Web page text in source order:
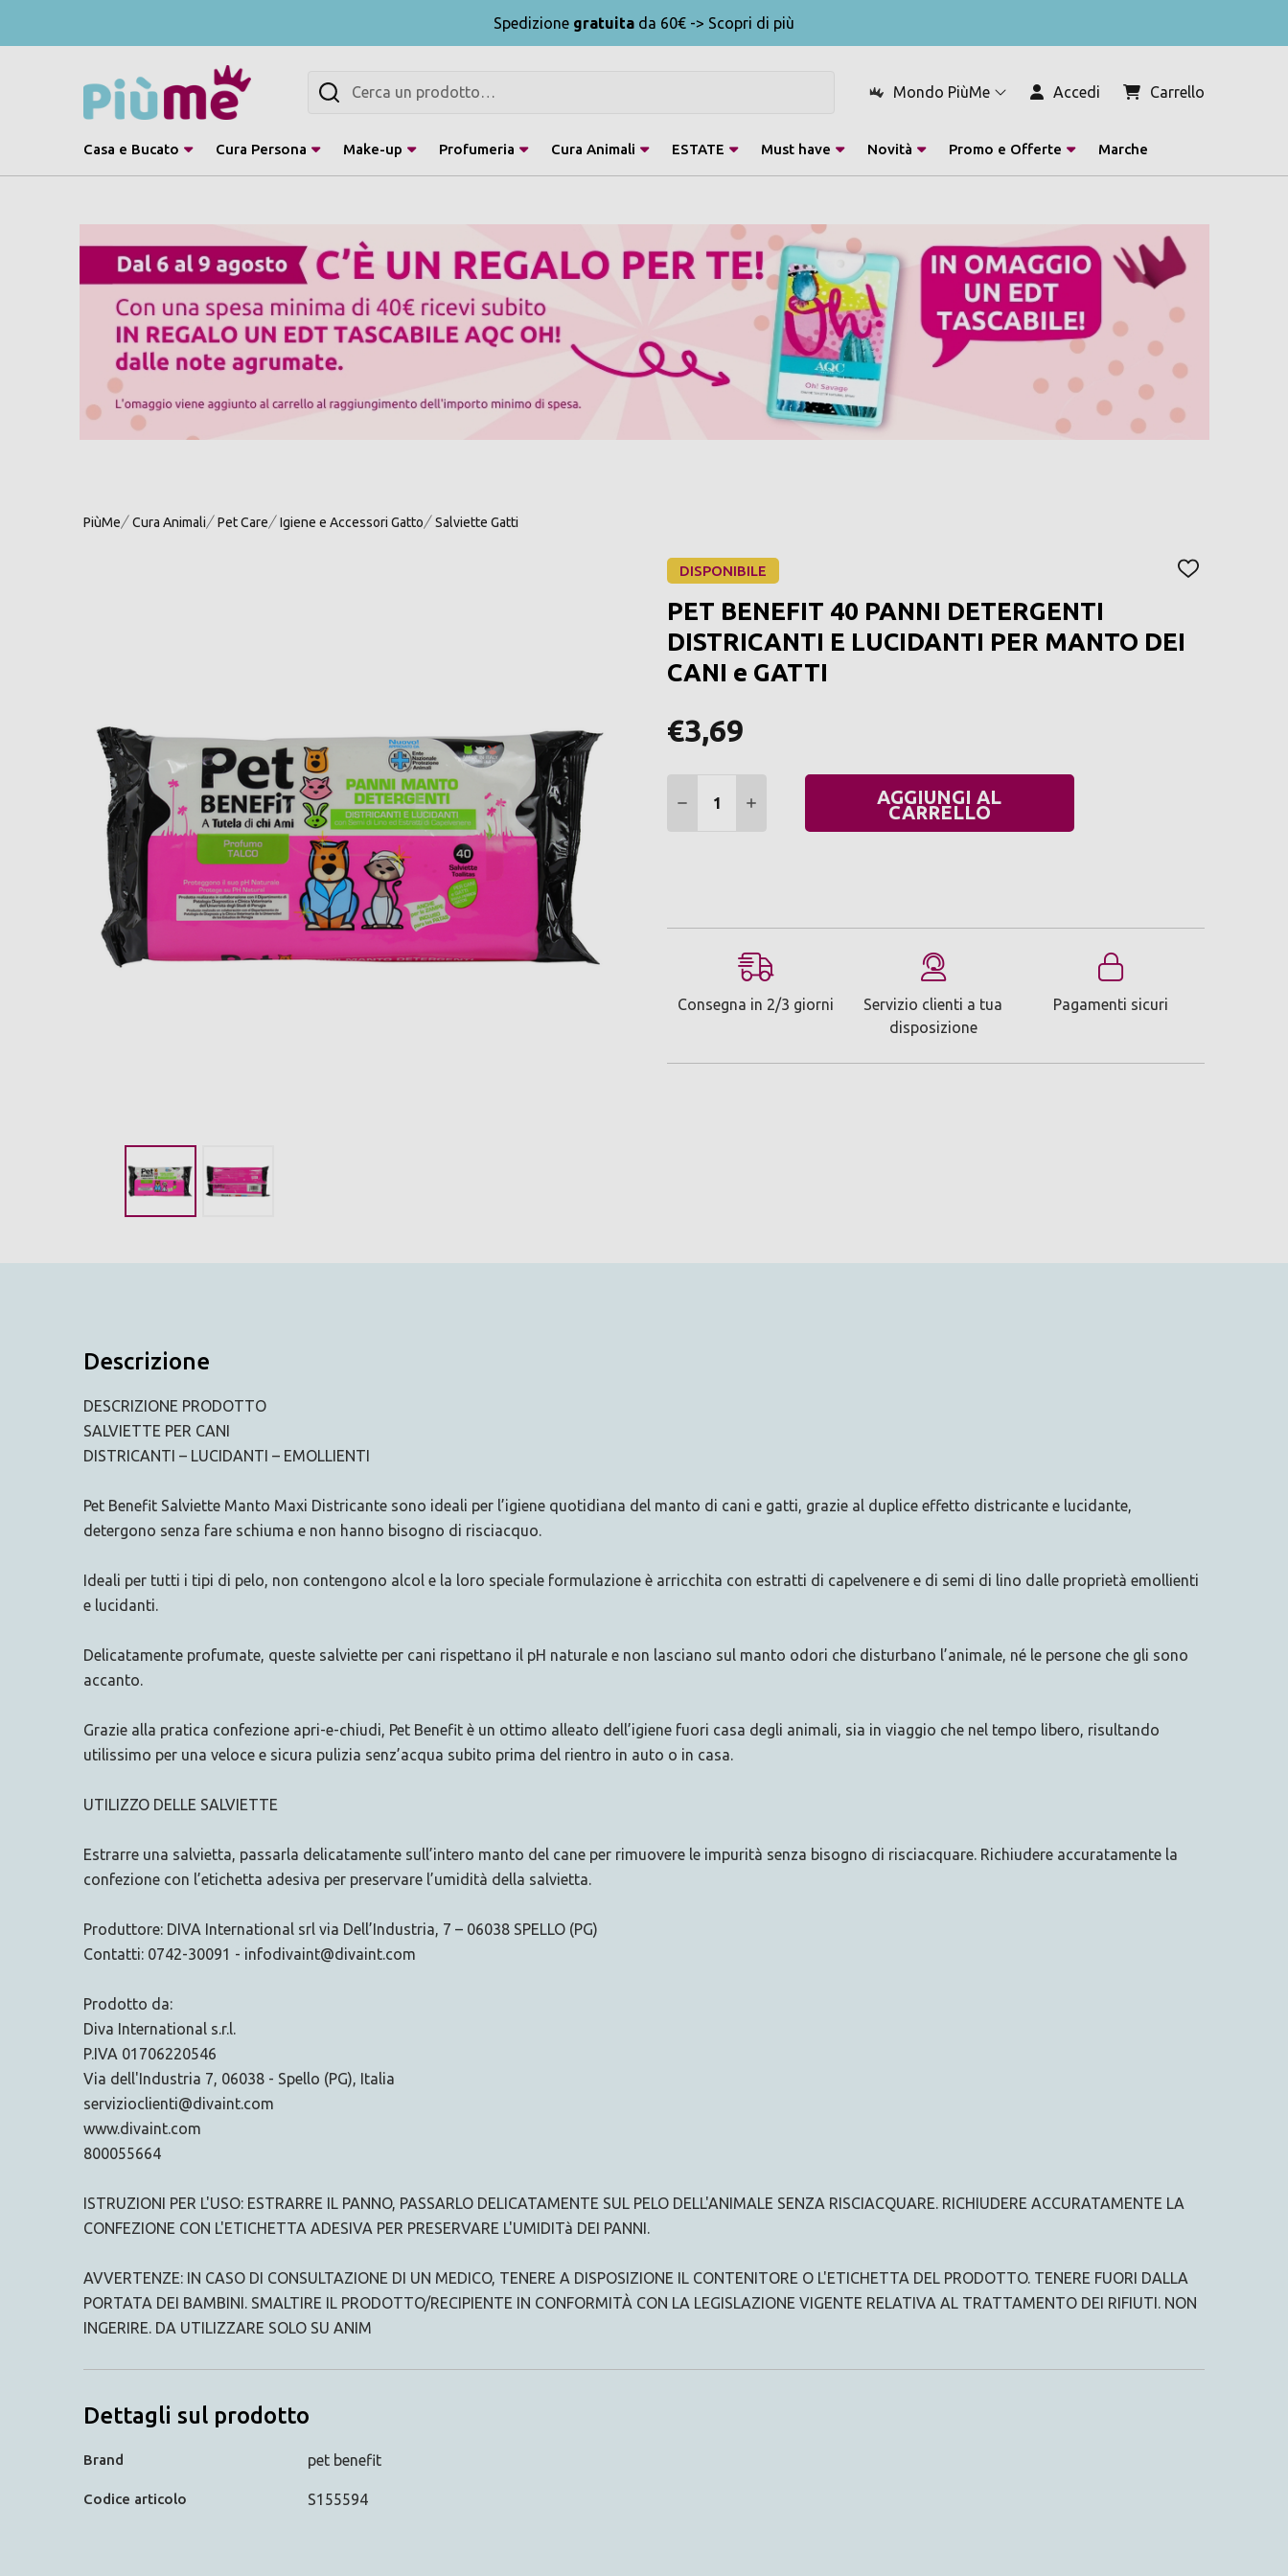
Spedizione gratuita da 60€ -> Scopri di più
Mondo PiùMe Accedi Carrello
Cerca
Casa e Bucato Cura Persona Make-up Profumeria Cura Animali ESTATE Must have Novità Promo e Offerte Marche
PiùMe Cura Animali Pet Care Igiene e Accessori Gatto Salviette Gatti
DISPONIBILE
AGGIUNGI
DESIDERI
PET BENEFIT 40 PANNI DETERGENTI
DISTRICANTI E LUCIDANTI PER MANTO DEI
CANI e GATTI
€3,69
DIMINUIRE QUANTITÀ:
AUMENTARE QUANTITÀ:AGGIUNGI AL
CARRELLO
Consegna in 2/3 giorni
Servizio clienti a tua
disposizione
Pagamenti sicuri
Descrizione
DESCRIZIONE PRODOTTO
SALVIETTE PER CANI
DISTRICANTI – LUCIDANTI – EMOLLIENTI
Pet Benefit Salviette Manto Maxi Districante sono ideali per l’igiene quotidiana del manto di cani e gatti, grazie al duplice effetto districante e lucidante,
detergono senza fare schiuma e non hanno bisogno di risciacquo.
Ideali per tutti i tipi di pelo, non contengono alcol e la loro speciale formulazione è arricchita con estratti di capelvenere e di semi di lino dalle proprietà emollienti
e lucidanti.
Delicatamente profumate, queste salviette per cani rispettano il pH naturale e non lasciano sul manto odori che disturbano l’animale, né le persone che gli sono
accanto.
Grazie alla pratica confezione apri-e-chiudi, Pet Benefit è un ottimo alleato dell’igiene fuori casa degli animali, sia in viaggio che nel tempo libero, risultando
utilissimo per una veloce e sicura pulizia senz’acqua subito prima del rientro in auto o in casa.
UTILIZZO DELLE SALVIETTE
Estrarre una salvietta, passarla delicatamente sull’intero manto del cane per rimuovere le impurità senza bisogno di risciacquare. Richiudere accuratamente la
confezione con l’etichetta adesiva per preservare l’umidità della salvietta.
Produttore: DIVA International srl via Dell’Industria, 7 – 06038 SPELLO (PG)
Contatti: 0742-30091 - infodivaint@divaint.com
Prodotto da:
Diva International s.r.l.
P.IVA 01706220546
Via dell'Industria 7, 06038 - Spello (PG), Italia
servizioclienti@divaint.com
www.divaint.com
800055664
ISTRUZIONI PER L'USO: ESTRARRE IL PANNO, PASSARLO DELICATAMENTE SUL PELO DELL'ANIMALE SENZA RISCIACQUARE. RICHIUDERE ACCURATAMENTE LA
CONFEZIONE CON L'ETICHETTA ADESIVA PER PRESERVARE L'UMIDITà DEI PANNI.
AVVERTENZE: IN CASO DI CONSULTAZIONE DI UN MEDICO, TENERE A DISPOSIZIONE IL CONTENITORE O L'ETICHETTA DEL PRODOTTO. TENERE FUORI DALLA
PORTATA DEI BAMBINI. SMALTIRE IL PRODOTTO/RECIPIENTE IN CONFORMITÀ CON LA LEGISLAZIONE VIGENTE RELATIVA AL TRATTAMENTO DEI RIFIUTI. NON
INGERIRE. DA UTILIZZARE SOLO SU ANIM
Dettagli sul prodotto
Brand pet benefit
Codice articolo S155594